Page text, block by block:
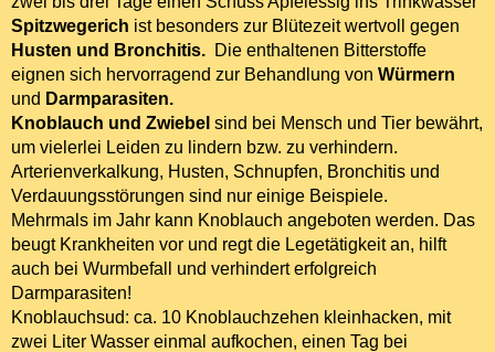
Geflügelzubehör
Infos
Kontakt
Spitzwegerich ist besonders zur Blütezeit wertvoll gegen
Husten und Bronchitis. Die enthaltenen Bitterstoffe
eignen sich hervorragend zur Behandlung von Würmern
und Darmparasiten.
Knoblauch und Zwiebel sind bei Mensch und Tier bewährt,
um vielerlei Leiden zu lindern bzw. zu verhindern.
Arterienverkalkung, Husten, Schnupfen, Bronchitis und
Verdauungsstörungen sind nur einige Beispiele.
Mehrmals im Jahr kann Knoblauch angeboten werden. Das
beugt Krankheiten vor und regt die Legetätigkeit an, hilft
auch bei Wurmbefall und verhindert erfolgreich
Darmparasiten!
Knoblauchsud: ca. 10 Knoblauchzehen kleinhacken, mit
zwei Liter Wasser einmal aufkochen, einen Tag bei